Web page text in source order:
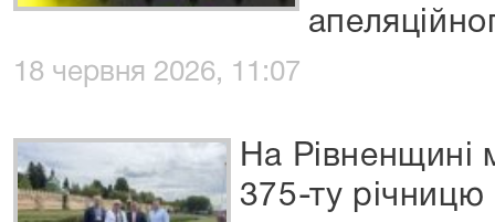
18 червня 2026, 11:07
На
375-ту річницю